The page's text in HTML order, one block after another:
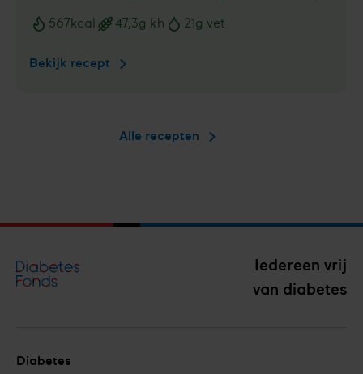
567kcal 47,3g kh 21 g vet
Bekijk recept Couscous
en
Alle recepten
Iedereen vrij
van diabetes
Diabetes